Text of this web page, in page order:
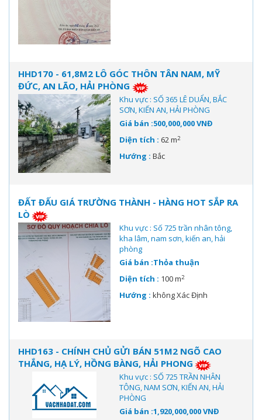
HHD170 - 61,8M2 LÔ GÓC THÔN TÂN NAM, MỸ
ĐỨC, AN LÃO, HẢI PHÒNG
Khu vực : SỐ 365 LÊ DUẨN, BẮC
SƠN, KIẾN AN, HẢI PHÒNG
Giá bán :500,000,000 VNĐ
Diện tích : 62 m2
Hướng : Bắc
ĐẤT ĐẤU GIÁ TRƯỜNG THÀNH - HÀNG HOT SẮP RA
LÒ
Khu vực : Số 725 trần nhân tông,
kha lâm, nam sơn, kiến an, hải
phòng
Giá bán :Thỏa thuận
Diện tích : 100 m2
Hướng : không Xác Định
HHD163 - CHÍNH CHỦ GỬI BÁN 51M2 NGÕ CAO
THẮNG, HẠ LÝ, HỒNG BÀNG, HẢI PHONG
Khu vực : SỐ 725 TRẦN NHÂN
TÔNG, NAM SƠN, KIẾN AN, HẢI
PHÒNG
Giá bán :1,920,000,000 VNĐ